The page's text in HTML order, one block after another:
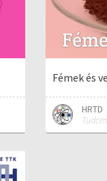
Fémek és
HRTD